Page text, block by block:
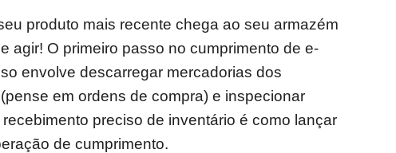
produto mais recente chega ao seu armazém
agir! O primeiro passo no cumprimento de e-
envolve descarregar mercadorias dos
em ordens de compra) e inspecionar
preciso de inventário é como lançar
de cumprimento.